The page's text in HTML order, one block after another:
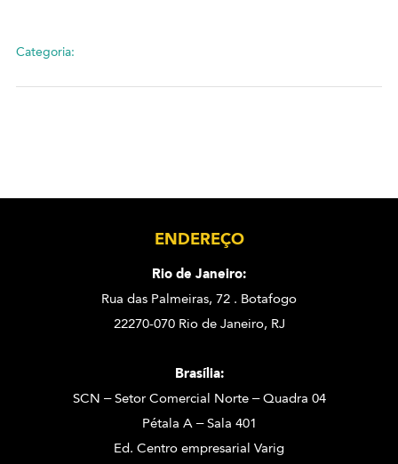
Categoria:
ENDEREÇO
Rio de Janeiro:
Rua das Palmeiras, 72 . Botafogo
22270-070 Rio de Janeiro, RJ
Brasília:
SCN – Setor Comercial Norte – Quadra 04
Pétala A – Sala 401
Ed. Centro empresarial Varig